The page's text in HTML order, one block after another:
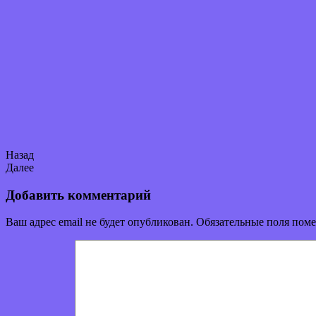
Назад
Далее
Добавить комментарий
Ваш адрес email не будет опубликован. Обязательные поля